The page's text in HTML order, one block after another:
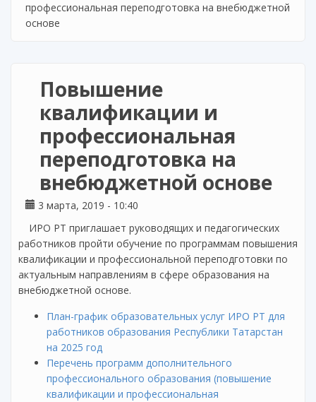
профессиональная переподготовка на внебюджетной
основе
Повышение
квалификации и
профессиональная
переподготовка на
внебюджетной основе
3 марта, 2019 - 10:40
ИРО РТ приглашает руководящих и педагогических
работников пройти обучение по программам повышения
квалификации и профессиональной переподготовки по
актуальным направлениям в сфере образования на
внебюджетной основе.
План-график образовательных услуг ИРО РТ для
работников образования Республики Татарстан
на 2025 год
Перечень программ дополнительного
профессионального образования (повышение
квалификации и профессиональная